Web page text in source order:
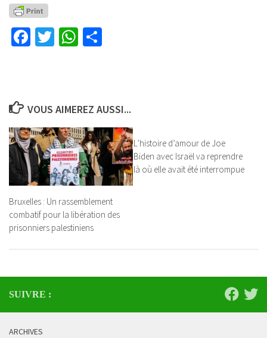
Facebook
TwitterWhatsApp
VOUS AIMEREZ AUSSI...
Bruxelles : Un rassemblement
combatif pour la libération des
prisonniers palestiniens
L’histoire d’amour de Joe
Biden avec Israël va reprendre
là où elle avait été interrompue
SUIVRE :
ARCHIVES